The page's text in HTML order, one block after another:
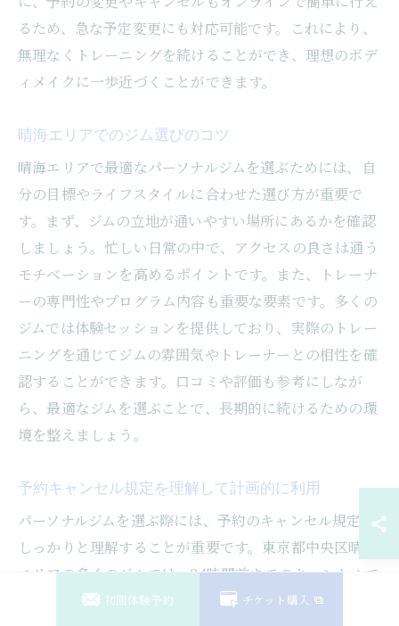
るため、急な予定変更にも対応可能です。これにより、
無理なくトレーニングを続けることができ、理想のボデ
ィメイクに一歩近づくことができます。
晴海エリアでのジム選びのコツ
晴海エリアで最適なパーソナルジムを選ぶためには、自
分の目標やライフスタイルに合わせた選び方が重要で
す。まず、ジムの立地が通いやすい場所にあるかを確認
しましょう。忙しい日常の中で、アクセスの良さは通う
モチベーションを高めるポイントです。また、トレーナ
ーの専門性やプログラム内容も重要な要素です。多くの
ジムでは体験セッションを提供しており、実際のトレー
ニングを通じてジムの雰囲気やトレーナーとの相性を確
認することができます。口コミや評価も参考にしなが
ら、最適なジムを選ぶことで、長期的に続けるための環
境を整えましょう。
予約キャンセル規定を理解して計画的に利用
パーソナルジムを選ぶ際には、予約のキャンセル規定を
しっかりと理解することが重要です。東京都中央区晴海
エリアの多くのジムでは、24時間前までのキャンセルで
あれば無料とするところが一般的です。しかし、急な予
初回体験予約 チケット購入